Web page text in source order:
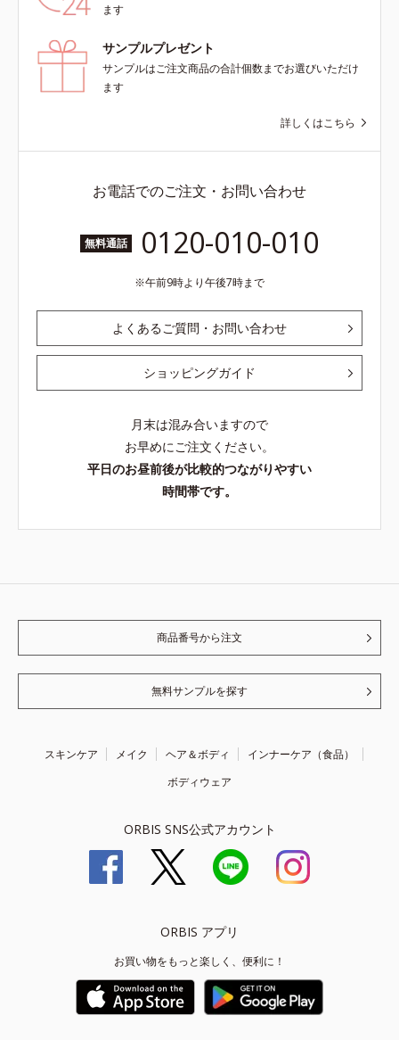
ます
サンプルプレゼント
サンプルはご注文商品の合計個数までお選びいただけ
ます
詳しくはこちら
お電話でのご注文・お問い合わせ
無料通話 0120-010-010
午前9時より午後7時まで
よくあるご質問・お問い合わせ
ショッピングガイド
月末は混み合いますので
お早めにご注文ください。
平日のお昼前後が比較的つながりやすい
時間帯です。
商品番号から注文
無料サンプルを探す
スキンケア メイク ヘア＆ボディ
インナーケア（食品）
ボディウェア
ORBIS SNS公式アカウント
ORBIS アプリ
お買い物をもっと楽しく、便利に！